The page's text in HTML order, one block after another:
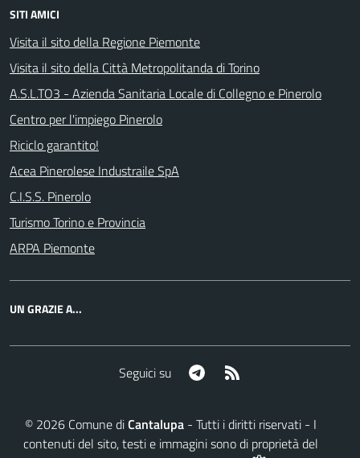
SITI AMICI
Visita il sito della Regione Piemonte
Visita il sito della Città Metropolitanda di Torino
A.S.L.TO3 - Azienda Sanitaria Locale di Collegno e Pinerolo
Centro per l'impiego Pinerolo
Riciclo garantito!
Acea Pinerolese Industraile SpA
C.I.S.S. Pinerolo
Turismo Torino e Provincia
ARPA Piemonte
UN GRAZIE A...
Seguici su Telegram
© 2026Comune diCantalupa- Tutti i diritti riservati - I
contenuti del sito, testi e immagini sono di proprietà del